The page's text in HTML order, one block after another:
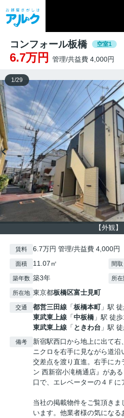
コンフォール板橋 空室1
6.7万円 管理/共益費 4,000円
【外観】
1 /29
賃料 6.7万円 管理/共益費 4,000円
面積 11.07㎡ 間取
築年数 築3年 所
所在地 東京都板橋区富士見町
交通 都営三田線 「板橋本町」駅
東武東上線 「中板橋 」駅 徒
東武東上線 「 ときわ台 」駅
備考
新宿駅西口から地上に出て
ニクロを右手に見ながら道
交差点を渡り直進。右手にカ
ン 西新宿小滝橋通店』があ
口で、エレベーターの４Ｆに
当社の掲載物件をご覧頂き
います。他業者様の気にな